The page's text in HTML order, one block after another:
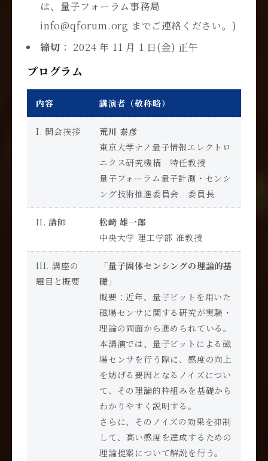
は、量子フォーラム事務局
info@qforum.org までご連絡ください。)
締切 ： 2024 年 11 月 1 日(金) 正午
プログラム
内容 講演者（敬称略）
I. 開会挨拶
荒川 泰彦
東京大学ナノ量子情報エレクトロ
ニクス研究機構 特任教授
量子フォーラム量子計測・センシ
ング技術推進委員会 委員長
II. 講師
松崎 雄一郎
中央大学 理工学部 准教授
III. 講座の
題目と概要
「量子固体センシングの理論的基
礎 」
概要：近年、量子ビットを用いた
磁場センサに関する研究が実験・
理論の両面から進められている。
本講演では、量子ビットによる磁
場センサを行う際に、感度の向上
を妨げる要因となるノイズについ
て、その理論的枠組みを基礎から
わかりやすく説明する。
さらに、そのノイズの効果を抑制
して、高い感度を達成するための
理論提案について解説を行う。